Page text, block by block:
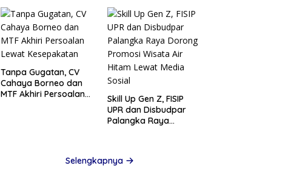
Tanpa Gugatan, CV
Cahaya Borneo dan
MTF Akhiri Persoalan
Skill Up Gen Z, FISIP
UPR dan Disbudpar
Palangka Raya
Selengkapnya